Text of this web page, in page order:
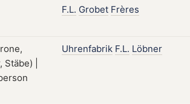
F.L. Grobet Frères
Uhrenfabrik F.L. Löbner